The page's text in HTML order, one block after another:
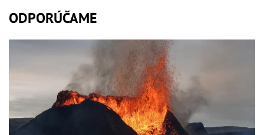
ODPORÚČAME